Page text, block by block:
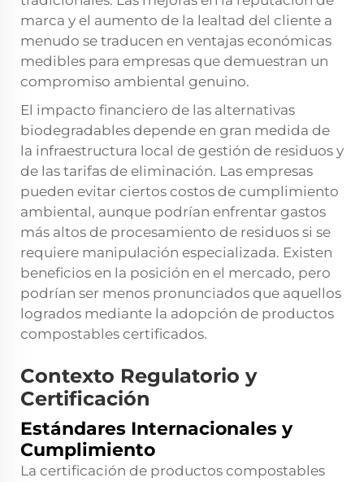
marca y el aumento de la lealtad del cliente a
menudo se traducen en ventajas económicas
medibles para empresas que demuestran un
compromiso ambiental genuino.
El impacto financiero de las alternativas
biodegradables depende en gran medida de
la infraestructura local de gestión de residuos y
de las tarifas de eliminación. Las empresas
pueden evitar ciertos costos de cumplimiento
ambiental, aunque podrían enfrentar gastos
más altos de procesamiento de residuos si se
requiere manipulación especializada. Existen
beneficios en la posición en el mercado, pero
podrían ser menos pronunciados que aquellos
logrados mediante la adopción de productos
compostables certificados.
Contexto Regulatorio y
Certificación
Estándares Internacionales y
Cumplimiento
La certificación de productos compostables